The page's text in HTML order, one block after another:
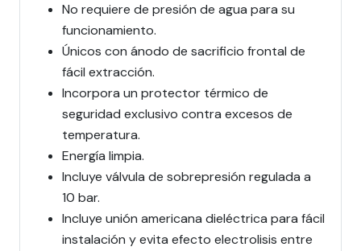
No requiere de presión de agua para su
funcionamiento.
Únicos con ánodo de sacrificio frontal de
fácil extracción.
Incorpora un protector térmico de
seguridad exclusivo contra excesos de
temperatura.
Energía limpia.
Incluye válvula de sobrepresión regulada a
10 bar.
Incluye unión americana dieléctrica para fácil
instalación y evita efecto electrolisis entre